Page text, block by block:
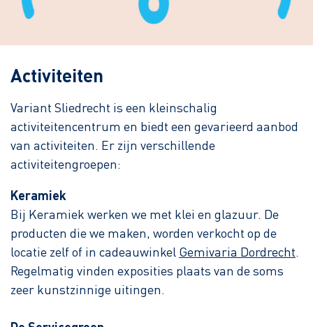
Activiteiten
Variant Sliedrecht is een kleinschalig
activiteitencentrum en biedt een gevarieerd aanbod
van activiteiten. Er zijn verschillende
activiteitengroepen:
Keramiek
Bij Keramiek werken we met klei en glazuur. De
producten die we maken, worden verkocht op de
locatie zelf of in cadeauwinkel Gemivaria Dordrecht.
Regelmatig vinden exposities plaats van de soms
zeer kunstzinnige uitingen.